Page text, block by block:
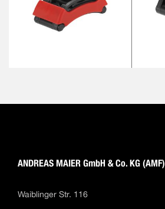
ANDREAS MAIER GmbH & Co. KG (AMF)
Waiblinger Str. 116